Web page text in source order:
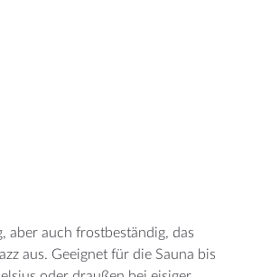
aber auch frostbeständig, das
aus. Geeignet für die Sauna bis